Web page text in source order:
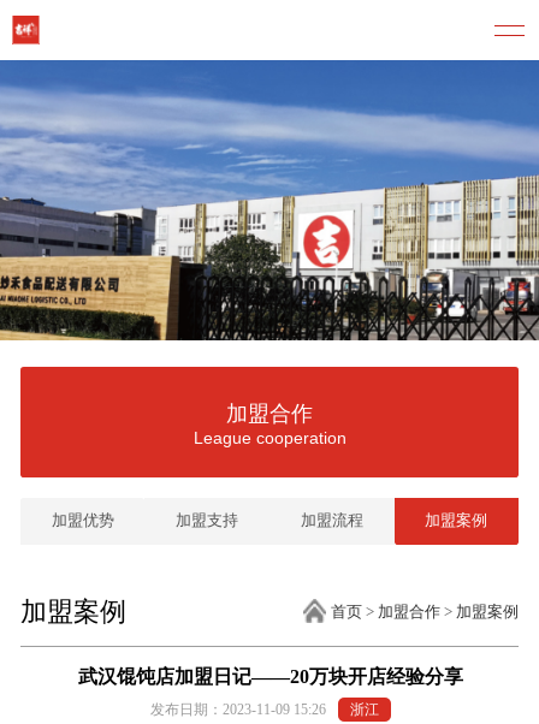
加盟合作
League cooperation
加盟优势 加盟支持 加盟流程 加盟案例
加盟案例 首页 > 加盟合作 > 加盟案例
武汉馄饨店加盟日记——20万块开店经验分享
发布日期：2023-11-09 15:26 浙江